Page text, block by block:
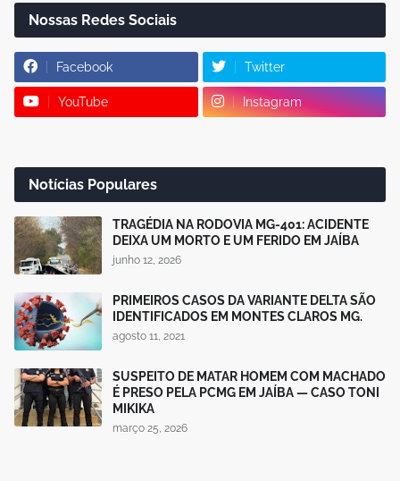
Nossas Redes Sociais
Facebook Twitter
YouTube Instagram
Notícias Populares
TRAGÉDIA NA RODOVIA MG-401: ACIDENTE
DEIXA UM MORTO E UM FERIDO EM JAÍBA
junho 12, 2026
PRIMEIROS CASOS DA VARIANTE DELTA SÃO
IDENTIFICADOS EM MONTES CLAROS MG.
agosto 11, 2021
SUSPEITO DE MATAR HOMEM COM MACHADO
É PRESO PELA PCMG EM JAÍBA — CASO TONI
MIKIKA
março 25, 2026